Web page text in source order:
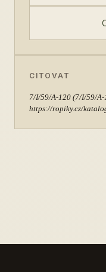
CITOVAT
7/I/59/A-120 (7/I/59/A-
https://ropiky.cz/